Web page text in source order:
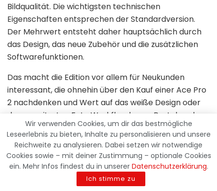
Bildqualität. Die wichtigsten technischen
Eigenschaften entsprechen der Standardversion.
Der Mehrwert entsteht daher hauptsächlich durch
das Design, das neue Zubehör und die zusätzlichen
Softwarefunktionen.
Das macht die Edition vor allem für Neukunden
interessant, die ohnehin über den Kauf einer Ace Pro
2 nachdenken und Wert auf das weiße Design oder
den erweiterten Foto Workflow legen. Bestehende
Besitzer sollten dagegen prüfen, welche
Zubehörprodukte auch mit ihrer bisherigen Kamera
kompatibel sind und separat angeboten werden.
Der Pocket Printer und das Flash und Fill Light
könnten unabhängig von der neuen Gehäusefarbe
Wir verwenden Cookies, um dir das bestmögliche
Leseerlebnis zu bieten, Inhalte zu personalisieren und unsere
Reichweite zu analysieren. Dabei setzen wir notwendige
Cookies sowie – mit deiner Zustimmung – optionale Cookies
ein. Mehr Infos findest du in unserer Datenschutzerklärung.
Ich stimme zu